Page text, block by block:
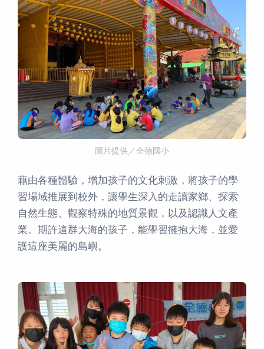
圖片提供／全德國小
藉由各種體驗，增加孩子的文化刺激，將孩子的學
習場域推展到校外，讓學生深入的走讀家鄉、探索
自然生態、觀察特殊的地質景觀，以及認識人文產
業。期許這群大海的孩子，能學習擁抱大海，並愛
護這座美麗的島嶼。